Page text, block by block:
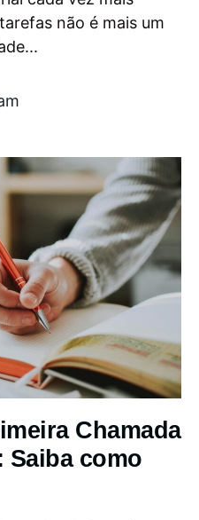
não é mais um
Chamada
Saiba como